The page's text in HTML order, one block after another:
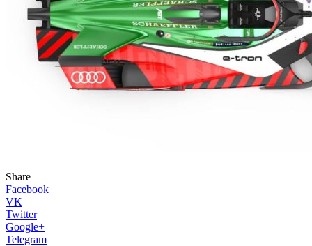
Share
Facebook
VK
Twitter
Google+
Telegram